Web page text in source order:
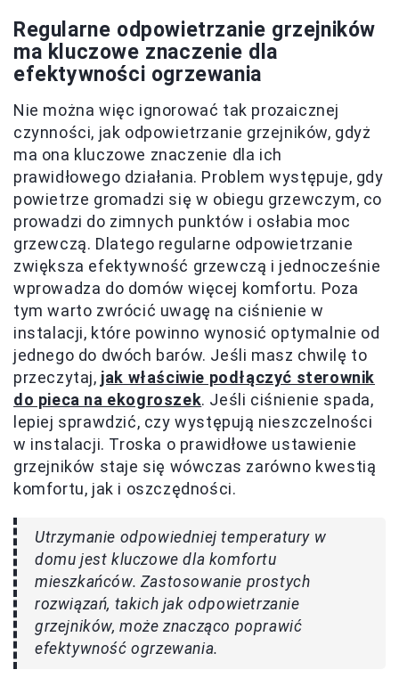
Regularne odpowietrzanie grzejników
ma kluczowe znaczenie dla
efektywności ogrzewania
Nie można więc ignorować tak prozaicznej
czynności, jak odpowietrzanie grzejników, gdyż
ma ona kluczowe znaczenie dla ich
prawidłowego działania. Problem występuje, gdy
powietrze gromadzi się w obiegu grzewczym, co
prowadzi do zimnych punktów i osłabia moc
grzewczą. Dlatego regularne odpowietrzanie
zwiększa efektywność grzewczą i jednocześnie
wprowadza do domów więcej komfortu. Poza
tym warto zwrócić uwagę na ciśnienie w
instalacji, które powinno wynosić optymalnie od
jednego do dwóch barów. Jeśli masz chwilę to
przeczytaj, jak właściwie podłączyć sterownik
do pieca na ekogroszek. Jeśli ciśnienie spada,
lepiej sprawdzić, czy występują nieszczelności
w instalacji. Troska o prawidłowe ustawienie
grzejników staje się wówczas zarówno kwestią
komfortu, jak i oszczędności.
Utrzymanie odpowiedniej temperatury w
domu jest kluczowe dla komfortu
mieszkańców. Zastosowanie prostych
rozwiązań, takich jak odpowietrzanie
grzejników, może znacząco poprawić
efektywność ogrzewania.